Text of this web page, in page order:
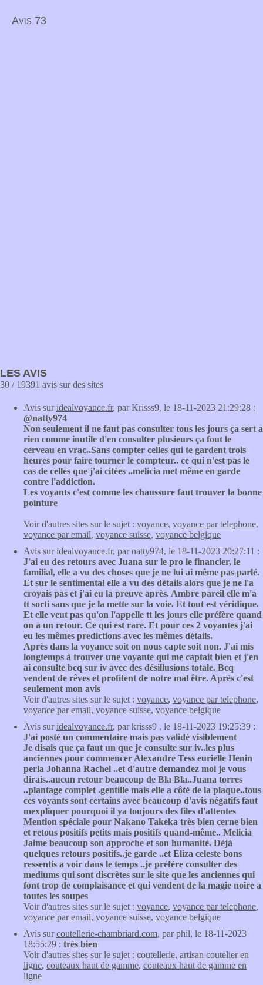
Avis 73
LES AVIS
30 / 19391 avis sur des sites
Avis suridealvoyance.fr, par Krisss9, le 18-11-2023 21:29:28 :
@natty974
Non seulement il ne faut pas consulter tous les jours ça sert a
rien comme inutile d'en consulter plusieurs ça fout le
cerveau en vrac..Sans compter celles qui te gardent trois
heures pour faire tourner le compteur.. ce qui n'est pas le
cas de celles que j'ai citées ..melicia met même en garde
contre l'addiction.
Les voyants c'est comme les chaussure faut trouver la bonne
pointure
Voir d'autres sites sur le sujet : voyance, voyance par telephone,
voyance par email, voyance suisse, voyance belgique
Avis suridealvoyance.fr, par natty974, le 18-11-2023 20:27:11 :
J'ai eu des retours avec Juana sur le pro le financier, le
familial, elle a vu des choses que je ne lui ai même pas parlé.
Et sur le sentimental elle a vu des détails alors que je ne l'a
croyais pas et j'ai eu la preuve après. Ambre pareil elle m'a
tt sorti sans que je la mette sur la voie. Et tout est véridique.
Et elle veut pas qu'on l'appelle tt les jours elle préfère quand
on a un retour. Ce qui est rare. Et pour ces 2 voyantes j'ai
eu les mêmes predictions avec les mêmes détails.
Après dans la voyance soit on nous capte soit non. J'ai mis
longtemps à trouver une voyante qui me captait bien et j'en
ai consulte bcq sur iv avec des désillusions totale. Bcq
vendent de rêves et profitent de notre mal être. Après c'est
seulement mon avis
Voir d'autres sites sur le sujet : voyance, voyance par telephone,
voyance par email, voyance suisse, voyance belgique
Avis suridealvoyance.fr, par krisss9 , le 18-11-2023 19:25:39 :
J'ai posté un commentaire mais pas validé visiblement
Je disais que ça faut un que je consulte sur iv..les plus
anciennes pour commencer Alexandre Tess eurielle Henin
perla Johanna Rachel ..et d'autre demandez moi je vous
dirais..aucun retour beaucoup de Bla Bla..Juana torres
..plantage complet .gentille mais elle a côté de la plaque..tous
ces voyants sont certains avec beaucoup d'avis négatifs faut
mexpliquer pourquoi il ya toujours des files d'attentes
Mention spéciale pour Nakano Takeka très bien cerne bien
et retous positifs petits mais positifs quand-même.. Melicia
Jaime beaucoup son approche et son humanité. Déjà
quelques retours positifs..je garde ..et Eliza celeste bons
ressentis a voir dans le temps ..je préfère consulter des
mediums qui sont discrètes sur le site que les anciennes qui
font trop de complaisance et qui vendent de la magie noire a
toutes les soupes
Voir d'autres sites sur le sujet : voyance, voyance par telephone,
voyance par email, voyance suisse, voyance belgique
Avis surcoutellerie-chambriard.com, par phil, le 18-11-2023
18:55:29 : très bien
Voir d'autres sites sur le sujet : coutellerie, artisan coutelier en
ligne, couteaux haut de gamme, couteaux haut de gamme en
ligne